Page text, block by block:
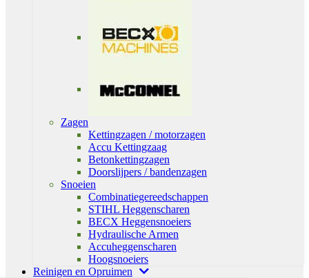
Zagen
Kettingzagen / motorzagen
Accu Kettingzaag
Betonkettingzagen
Doorslijpers / bandenzagen
Snoeien
Combinatiegereedschappen
STIHL Heggenscharen
BECX Heggensnoeiers
Hydraulische Armen
Accuheggenscharen
Hoogsnoeiers
Reinigen en Opruimen